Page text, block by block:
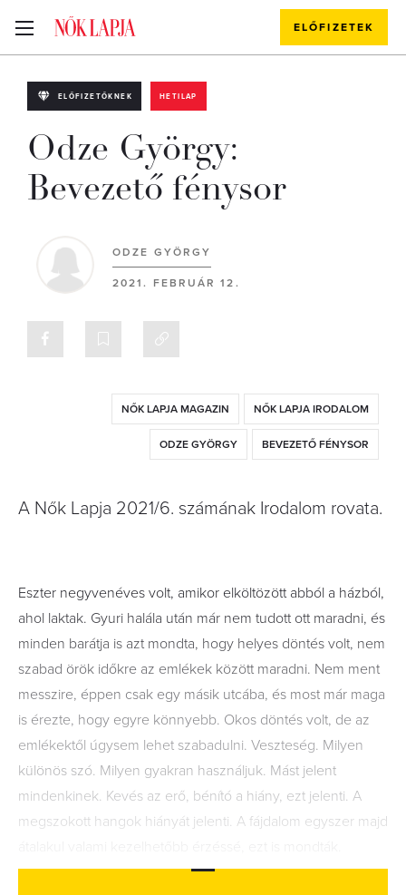
ELŐFIZETEK
ELŐFIZETŐKNEK HETILAP
Odze György:
Bevezető fénysor
ODZE GYÖRGY
2021. FEBRUÁR 12.
NŐK LAPJA MAGAZIN NŐK LAPJA IRODALOM
ODZE GYÖRGY BEVEZETŐ FÉNYSOR
A Nők Lapja 2021/6. számának Irodalom rovata.
Eszter negyvenéves volt, amikor elköltözött abból a házból,
ahol laktak. Gyuri halála után már nem tudott ott maradni, és
minden barátja is azt mondta, hogy helyes döntés volt, nem
szabad örök időkre az emlékek között maradni. Nem ment
messzire, éppen csak egy másik utcába, és most már maga
is érezte, hogy egyre könnyebb. Okos döntés volt, de az
emlékektől úgysem lehet szabadulni. Veszteség. Milyen
különös szó. Milyen gyakran használjuk. Mást jelent
mindenkinek. Kevés az erő, bénító a hiány, ezt jelenti. A
megszokott hangok hiányát jelenti. A fájdalom egyszer majd